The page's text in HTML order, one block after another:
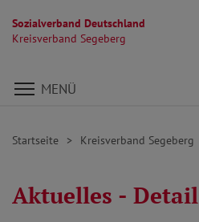
Sozialverband Deutschland
Kreisverband Segeberg
Direkt zu den Inhalten springen
MENÜ
Startseite Kreisverband Segeberg
Aktuelles - Detail